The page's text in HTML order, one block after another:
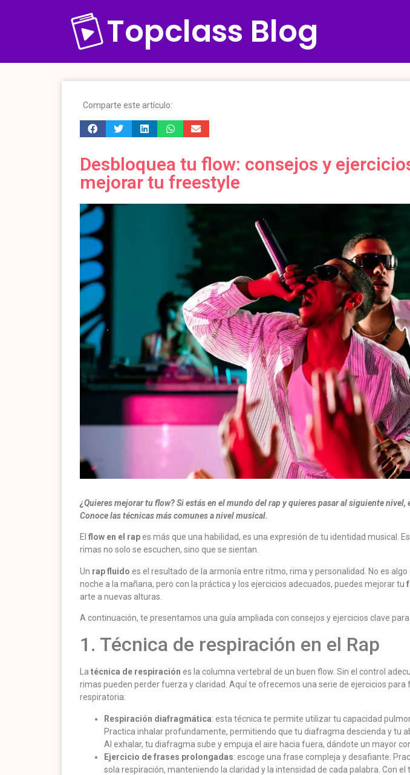
Topclass Blog
Comparte este artículo:
Desbloquea tu flow: consejos y
mejorar tu freestyle
¿Quieres mejorar tu flow? Si estás en el mundo del rap y quieres pasar al siguiente nivel,
Conoce las técnicas más comunes a nivel musical.
El flow en el rapes más que una habilidad, es una expresión de tu identidad musical.
rimas no solo se escuchen, sino que se sientan.
Un rap fluido es el resultado de la armonía entre ritmo, rima y personalidad. No es algo
noche a la mañana, pero con la práctica y los ejercicios adecuados, puedes mejorar tu
arte a nuevas alturas.
A continuación, te presentamos una guía ampliada con consejos y ejercicios clave para
1. Técnica de respiración en el Rap
La técnica de respiración es la columna vertebral de un buen flow. Sin el control
rimas pueden perder fuerza y claridad. Aquí te ofrecemos una serie de ejercicios
respiratoria:
Respiración diafragmática: esta técnica te permite utilizar tu capacidad
Practica inhalar profundamente, permitiendo que tu diafragma descienda y tu
Al exhalar, tu diafragma sube y empuja el aire hacia fuera, dándote un mayor
Ejercicio de frases prolongadas: escoge una frase compleja y desafiante.
sola respiración, manteniendo la claridad y la intensidad de cada palabra. Con